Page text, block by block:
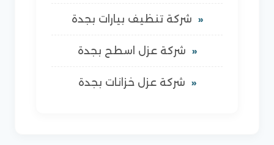
شركة تنظيف بيارات بجدة
شركة عزل اسطح بجدة
شركة عزل خزانات بجدة